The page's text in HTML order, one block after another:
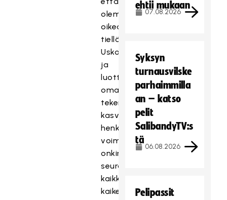
olemme
oikealla
tiellä.
Usko
ja
luotto
omaan
tekemiseen
kasvoi,
henkinen
voimavara
onkin
seuratyössä
kaikki
kaikessa.
ehtii mukaan
07.08.2026
Syksyn
turnausvilske
parhaimmilla
an – katso
pelit
SalibandyTV:s
tä
06.08.2026
Pelipassit